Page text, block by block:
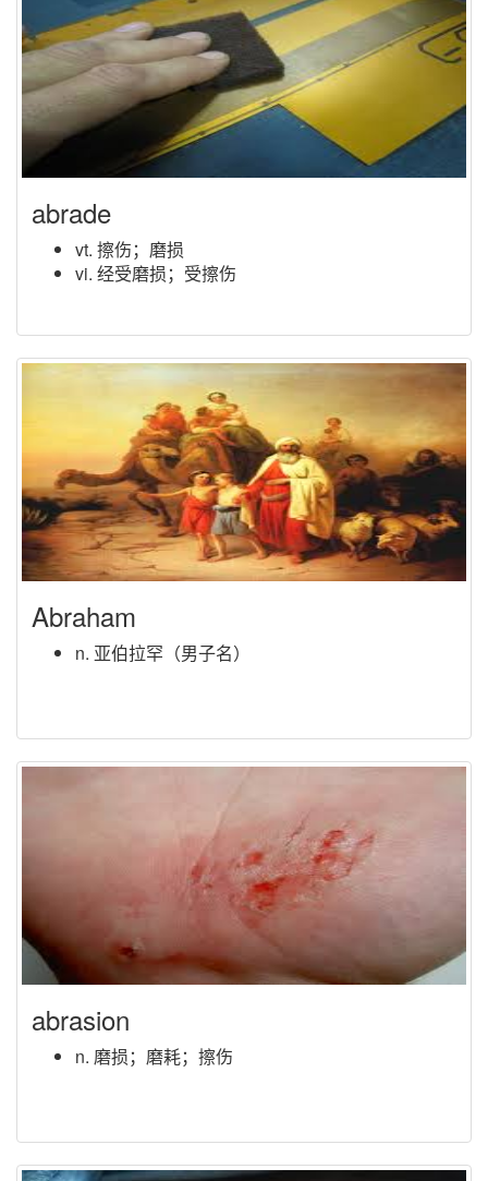
abrade
vt. 擦伤；磨损
vi. 经受磨损；受擦伤
Abraham
n. 亚伯拉罕（男子名）
abrasion
n. 磨损；磨耗；擦伤